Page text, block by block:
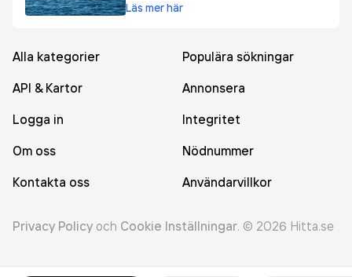
Läs mer här
Alla kategorier
Populära sökningar
API & Kartor
Annonsera
Logga in
Integritet
Om oss
Nödnummer
Kontakta oss
Användarvillkor
Privacy Policy och Cookie Inställningar. © 2026 Hitta.se